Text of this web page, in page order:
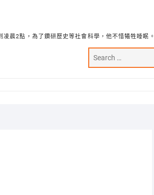
晨2點，為了鑽研歷史等社會科學，他不惜犧牲睡眠。